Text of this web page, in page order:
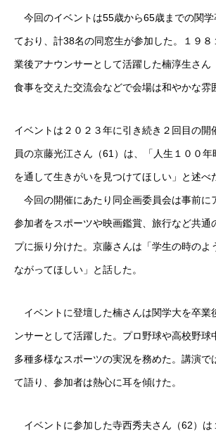
今回のイベントは55歳から65歳までの関学
ており、計38名の同窓生が参加した。１９
業後アナウンサーとして活躍した楠淳生さん
食事を交えた交流会などで会場は和やかな雰
イベントは２０２３年に引き続き２回目の開
員の京藤光江さん（61）は、「人生１００
を通して生きがいを見つけてほしい」と述べ
今回の開催にあたり同企画委員会は事前に
参加者をスポーツや映画鑑賞、旅行など共通
プに振り分けた。京藤さんは「学生の時のよ
ながってほしい」と話した。
イベントに登壇した楠さんは関学大を卒業
ンサーとして活躍した。プロ野球や高校野球
多種多様なスポーツの実況を務めた。講演で
て語り、参加者は熱心に耳を傾けた。
イベントに参加した寺西秀夫さん（62）は